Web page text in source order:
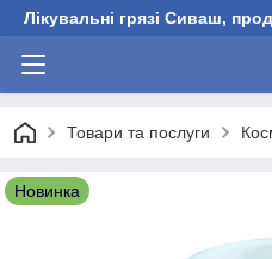
Лікувальні грязі Сиваш,
Товари та послуги
Новинка